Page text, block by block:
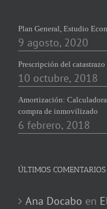
Plan General, Estudio
9 agosto, 2020
Prescripción del
10 octubre, 2018
Amortización:
compra de inmovilizado
6 febrero, 2018
ÚLTIMOS COMENTARIOS
Ana Docabo en